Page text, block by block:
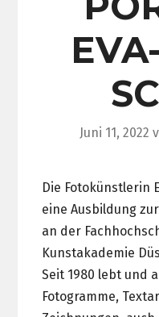
Juni 11, 2022
Die Fotokünstlerin
eine Ausbildung
an der
Kunstakademie
Seit 1980 lebt und
Fotogramme,